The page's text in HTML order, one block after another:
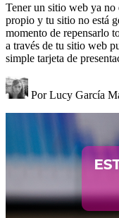
Tener un sitio web ya no
propio y tu sitio no está
momento de repensarlo
a través de tu sitio web
simple tarjeta de
PorLucy García